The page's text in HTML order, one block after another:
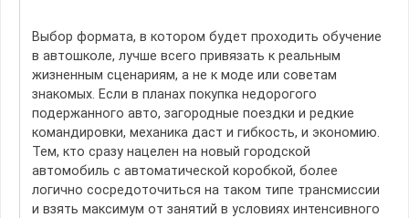
Выбор формата, в котором будет проходить обучение
в автошколе, лучше всего привязать к реальным
жизненным сценариям, а не к моде или советам
знакомых. Если в планах покупка недорогого
подержанного авто, загородные поездки и редкие
командировки, механика даст и гибкость, и экономию.
Тем, кто сразу нацелен на новый городской
автомобиль с автоматической коробкой, более
логично сосредоточиться на таком типе трансмиссии
и взять максимум от занятий в условиях интенсивного